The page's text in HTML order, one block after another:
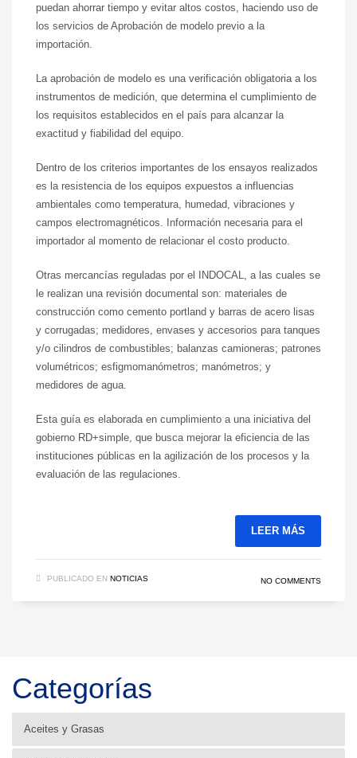
puedan ahorrar tiempo y evitar altos costos, haciendo uso de
los servicios de Aprobación de modelo previo a la
importación.
La aprobación de modelo es una verificación obligatoria a los
instrumentos de medición, que determina el cumplimiento de
los requisitos establecidos en el país para alcanzar la
exactitud y fiabilidad del equipo.
Dentro de los criterios importantes de los ensayos realizados
es la resistencia de los equipos expuestos a influencias
ambientales como temperatura, humedad, vibraciones y
campos electromagnéticos. Información necesaria para el
importador al momento de relacionar el costo producto.
Otras mercancías reguladas por el INDOCAL, a las cuales se
le realizan una revisión documental son: materiales de
construcción como cemento portland y barras de acero lisas
y corrugadas; medidores, envases y accesorios para tanques
y/o cilindros de combustibles; balanzas camioneras; patrones
volumétricos; esfigmomanómetros; manómetros; y
medidores de agua.
Esta guía es elaborada en cumplimiento a una iniciativa del
gobierno RD+simple, que busca mejorar la eficiencia de las
instituciones públicas en la agilización de los procesos y la
evaluación de las regulaciones.
LEER MÁS
PUBLICADO EN NOTICIAS NO COMMENTS
Categorías
Aceites y Grasas